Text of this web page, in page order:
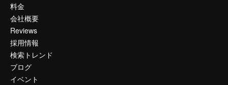
料金
会社概要
Reviews
採用情報
検索トレンド
ブログ
イベント